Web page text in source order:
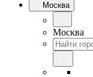
Москва
Москва